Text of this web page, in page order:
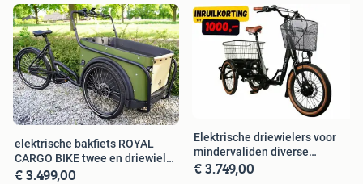
- Gratis haal- & brengservice
- Gratis diefstalverzekering (5 jaar lang nieuwwaarde)
- Gratis ongevallenverzekering
- Gratis schadeverzekering/casco
- Gratis rechtsbijstand
- Gratis doorlopend extragarantie 60 maanden (5 jaar)
Liever aan huis testen? Geen probleem!
Bel ons of vul het contactformulier op onze website in om
elektrische bakfiets ROYAL
CARGO BIKE twee en driewieler
G
€ 3.499,00
Elektrische driewielers voor
mindervaliden diverse
modellen
€ 3.749,00